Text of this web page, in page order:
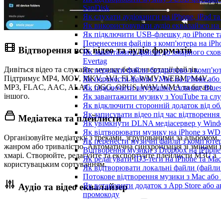
SanDisk
Як слухати аудіокниги на iPhone, iPad
Як використовувати аудіо еквалайзер
Як підключити USB-флешку до iPhone
Перенесення файлів з комп'ютера на
Як завантажити файли до хмарного
Evertag
Як передати файли бездротово з
Як перенести файли з Mac на iPhone
Як підключити внутрішнє сховище
Як завантажити музику з YouTube та
Як відключити сторонній додаток від
Як записувати відео під час
Як увімкнути DLNA медіасервер у
Як відтворювати музику на iPhone з
Як перенести музичні файли з
Відтворення музики з Dropbox на
Як редагувати ID3-теги на iPhone та Mac
Як відтворювати локальні файли
Потокове відтворення музики з Mac
Як встановити додаток з App Store або
промокоду
Відтворення всіх відео та аудіо форматів
Дивіться відео та слухайте музику без конвертації файлів.
Підтримує MP4, MOV, MKV, AVI, FLV, WMV, WEBM, M4V,
MP3, FLAC, AAC, ALAC, OGG, OPUS, WAV, WMA та багато
іншого.
Медіатека та плейлисти
Організовуйте медіатеку з треками, згрупованими за альбомом,
жанром або тривалістю. Автоматична синхронізація зі змінами
хмарі. Створюйте, редагуйте та експортуйте плейлисти M3U з
користувацьким сортуванням.
Аудіо та відео еквалайзер